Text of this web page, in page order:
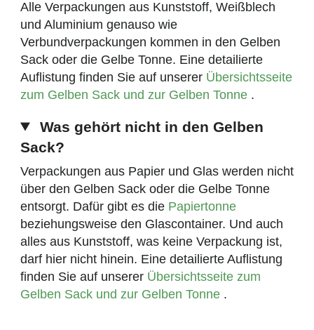
Alle Verpackungen aus Kunststoff, Weißblech
und Aluminium genauso wie
Verbundverpackungen kommen in den Gelben
Sack oder die Gelbe Tonne. Eine detailierte
Auflistung finden Sie auf unserer Übersichtsseite
zum Gelben Sack und zur Gelben Tonne .
Was gehört nicht in den Gelben
Sack?
Verpackungen aus Papier und Glas werden nicht
über den Gelben Sack oder die Gelbe Tonne
entsorgt. Dafür gibt es die Papiertonne
beziehungsweise den Glascontainer. Und auch
alles aus Kunststoff, was keine Verpackung ist,
darf hier nicht hinein. Eine detailierte Auflistung
finden Sie auf unserer Übersichtsseite zum
Gelben Sack und zur Gelben Tonne .